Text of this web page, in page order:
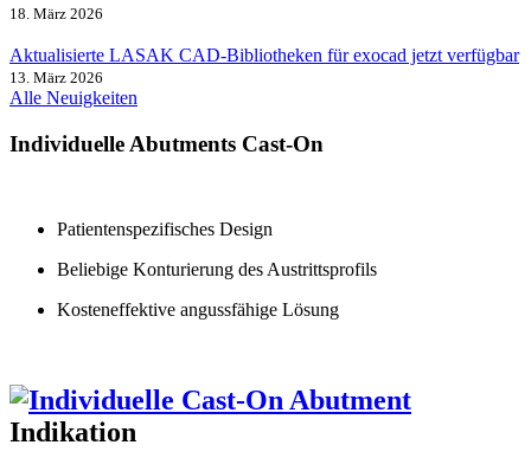
18. März 2026
Aktualisierte LASAK CAD-Bibliotheken für exocad jetzt verfügbar
13. März 2026
Alle Neuigkeiten
Individuelle Abutments Cast-On
Patientenspezifisches Design
Beliebige Konturierung des Austrittsprofils
Kosteneffektive angussfähige Lösung
Indikation